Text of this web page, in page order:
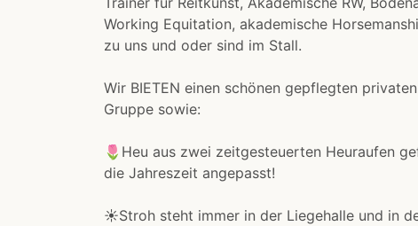
Working Equitation, akademische
zu uns und oder sind im Stall.
Wir BIETEN einen schönen gepflegten
Gruppe sowie:
🌷Heu aus zwei zeitgesteuerten Heuraufen
die Jahreszeit angepasst!
☀️Stroh steht immer in der Liegehalle und in